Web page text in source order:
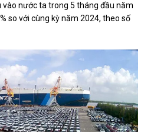
vào nước ta trong 5 tháng đầu năm
so với cùng kỳ năm 2024, theo số